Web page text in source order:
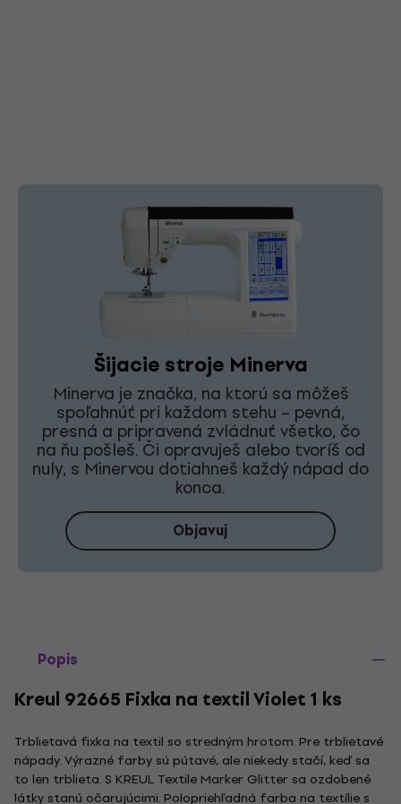
Šijacie stroje Minerva
Minerva je značka, na ktorú sa môžeš
spoľahnúť pri každom stehu – pevná,
presná a pripravená zvládnuť všetko, čo
na ňu pošleš. Či opravuješ alebo tvoríš od
nuly, s Minervou dotiahneš každý nápad do
konca.
Objavuj
Popis
Kreul 92665 Fixka na textil Violet 1 ks
Trblietavá fixka na textil so stredným hrotom. Pre trblietavé
nápady. Výrazné farby sú pútavé, ale niekedy stačí, keď sa
to len trblieta. S KREUL Textile Marker Glitter sa ozdobené
látky stanú očarujúcimi. Polopriehľadná farba na textílie s